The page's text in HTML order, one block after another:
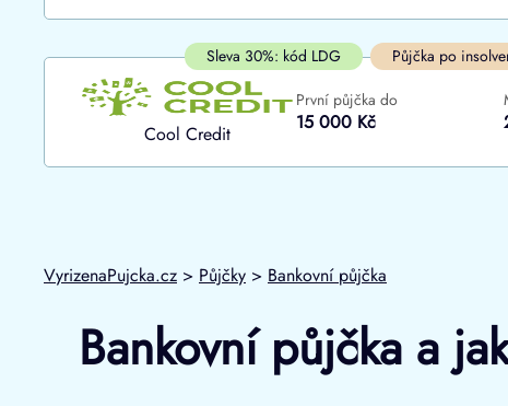
Sleva 30%: kód LDG Půjčka po
Cool Credit
První půjčka do
15 000 Kč
VyrizenaPujcka.cz > Půjčky > Bankovní půjčka
Bankovní půjčka a